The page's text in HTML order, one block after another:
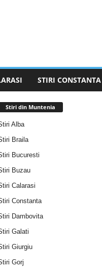
STIRI CONSTANTA
Stiri din Muntenia
Alba
Braila
Bucuresti
Buzau
Calarasi
Constanta
Dambovita
Galati
Giurgiu
Gorj